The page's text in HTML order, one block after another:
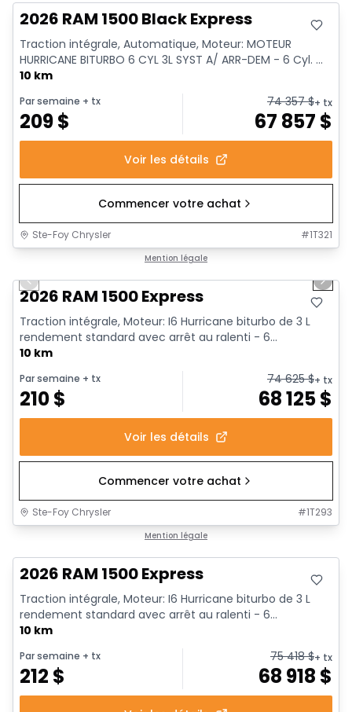
2026 RAM 1500 Black Express
Traction intégrale, Automatique, Moteur: MOTEUR
HURRICANE BITURBO 6 CYL 3L SYST A/ ARR-DEM - 6 Cyl. ...
10 km
Par semaine + tx
209$
74 357$+ tx
67 857 $
Voir les détails
Commencer votre achat
Ste-Foy Chrysler #1T321
Mention légale
Previous slide Next
2026 RAM 1500 Express
Traction intégrale, Moteur: I6 Hurricane biturbo de 3 L
rendement standard avec arrêt au ralenti - 6...
10 km
Par semaine + tx
210$
74 625$+ tx
68 125$
Voir les détails
Commencer votre achat
Ste-Foy Chrysler #1T293
Mention légale
2026 RAM 1500 Express
Traction intégrale, Moteur: I6 Hurricane biturbo de 3 L
rendement standard avec arrêt au ralenti - 6...
10 km
Par semaine + tx
212 $
75 418$+ tx
68 918 $